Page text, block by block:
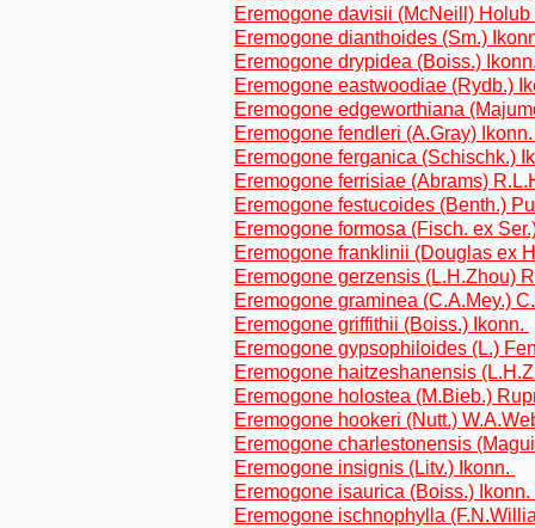
Eremogone davisii (McNeill) Holub
Eremogone dianthoides (Sm.)
Eremogone drypidea (Boiss.)
Eremogone eastwoodiae (Rydb.)
Eremogone edgeworthiana
Eremogone fendleri (A.Gray)
Eremogone ferganica (Schischk.)
Eremogone ferrisiae (Abrams)
Eremogone festucoides (Benth.)
Eremogone formosa (Fisch. ex
Eremogone franklinii (Douglas ex
Eremogone gerzensis (L.H.Zhou)
Eremogone graminea (C.A.Mey.)
Eremogone griffithii (Boiss.) Ikonn.
Eremogone gypsophiloides (L.)
Eremogone haitzeshanensis
Eremogone holostea (M.Bieb.)
Eremogone hookeri (Nutt.)
Eremogone charlestonensis
Eremogone insignis (Litv.) Ikonn.
Eremogone isaurica (Boiss.) Ikonn.
Eremogone ischnophylla